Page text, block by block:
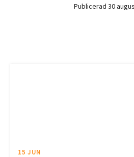
Publicerad 30
15 JUN